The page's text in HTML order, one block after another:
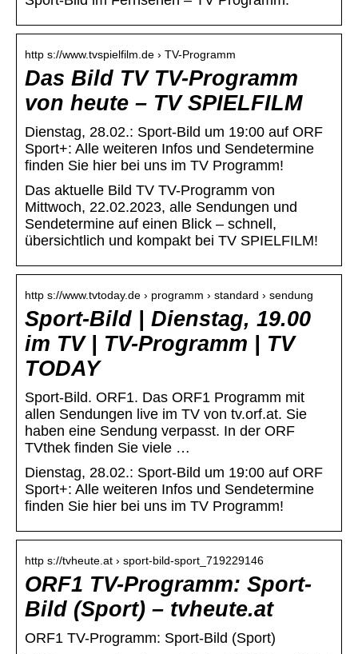
http s://www.tvspielfilm.de › TV-Programm
Das Bild TV TV-Programm
von heute – TV SPIELFILM
Dienstag, 28.02.: Sport-Bild um 19:00 auf ORF
Sport+: Alle weiteren Infos und Sendetermine
finden Sie hier bei uns im TV Programm!
Das aktuelle Bild TV TV-Programm von
Mittwoch, 22.02.2023, alle Sendungen und
Sendetermine auf einen Blick – schnell,
übersichtlich und kompakt bei TV SPIELFILM!
http s://www.tvtoday.de › programm › standard › sendung
Sport-Bild | Dienstag, 19.00
im TV | TV-Programm | TV
TODAY
Sport-Bild. ORF1. Das ORF1 Programm mit
allen Sendungen live im TV von tv.orf.at. Sie
haben eine Sendung verpasst. In der ORF
TVthek finden Sie viele …
Dienstag, 28.02.: Sport-Bild um 19:00 auf ORF
Sport+: Alle weiteren Infos und Sendetermine
finden Sie hier bei uns im TV Programm!
http s://tvheute.at › sport-bild-sport_719229146
ORF1 TV-Programm: Sport-
Bild (Sport) – tvheute.at
ORF1 TV-Programm: Sport-Bild (Sport)